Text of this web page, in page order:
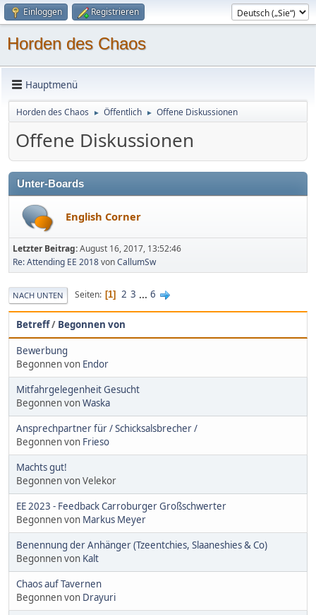
Einloggen Registrieren
Horden des Chaos
Hauptmenü
Horden des Chaos ► Öffentlich ► Offene Diskussionen
Offene Diskussionen
Unter-Boards
English Corner
Letzter Beitrag:August 16, 2017, 13:52:46
Re: Attending EE 2018vonCallumSw
NACH UNTEN Seiten 1 2 3 ... 6
Betreff/ Begonnen von
Bewerbung
Begonnen von Endor
Mitfahrgelegenheit Gesucht
Begonnen vonWaska
Ansprechpartner für / Schicksalsbrecher /
Begonnen von Frieso
Machts gut!
Begonnen von Velekor
EE 2023 - Feedback Carroburger Großschwerter
Begonnen von Markus Meyer
Benennung der Anhänger (Tzeentchies, Slaaneshies & Co)
Begonnen von Kalt
Chaos auf Tavernen
Begonnen von Drayuri